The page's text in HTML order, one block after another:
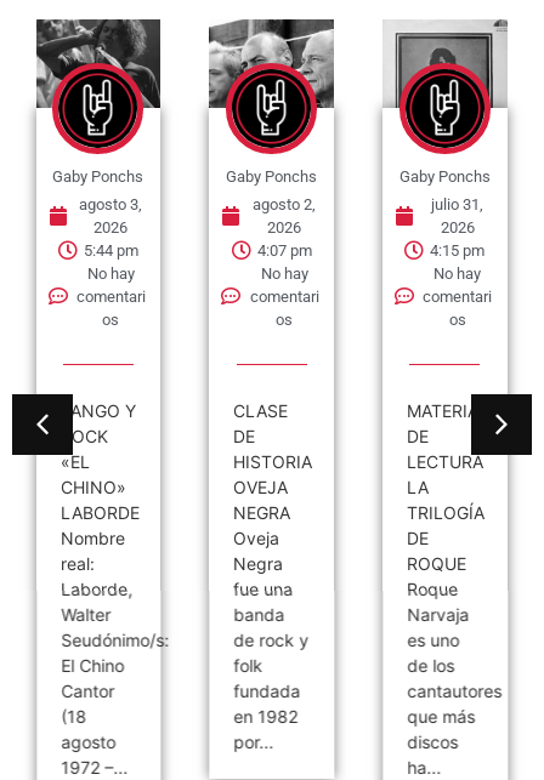
Gaby Ponchs
agosto 3,
2026
5:44 pm
No hay
comentari
os
TANGO Y
ROCK
«EL
CHINO»
LABORDE
Nombre
real:
Laborde,
Walter
Seudónimo/s:
El Chino
Cantor
(18
agosto
1972 –...
Gaby Ponchs
agosto 2,
2026
4:07 pm
No hay
comentari
os
CLASE
DE
HISTORIA
OVEJA
NEGRA
Oveja
Negra
fue una
banda
de rock y
folk
fundada
en 1982
por...
Gaby Ponchs
julio 31,
2026
4:15 pm
No hay
comentari
os
MATERIAL
DE
LECTURA
LA
TRILOGÍA
DE
ROQUE
Roque
Narvaja
es uno
de los
cantautores
que más
discos
ha...